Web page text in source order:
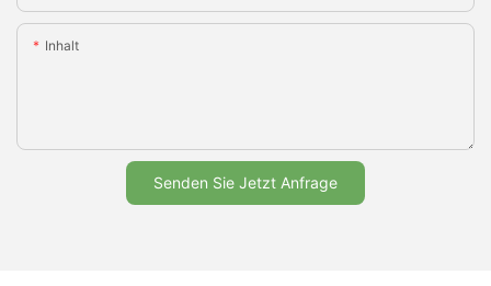
Inhalt
Senden Sie Jetzt Anfrage